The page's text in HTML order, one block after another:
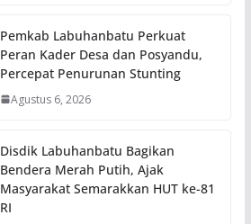
Pemkab Labuhanbatu Perkuat
Peran Kader Desa dan Posyandu,
Percepat Penurunan Stunting
Agustus 6, 2026
Disdik Labuhanbatu Bagikan
Bendera Merah Putih, Ajak
Masyarakat Semarakkan HUT ke-81
RI